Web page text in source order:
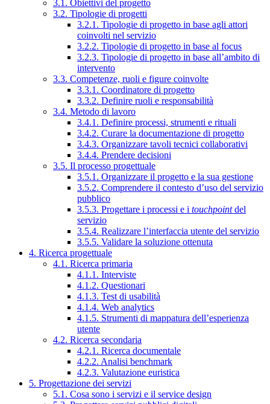
3.1. Obiettivi del progetto
3.2. Tipologie di progetti
3.2.1. Tipologie di progetto in base agli attori
coinvolti nel servizio
3.2.2. Tipologie di progetto in base al focus
3.2.3. Tipologie di progetto in base all’ambito di
intervento
3.3. Competenze, ruoli e figure coinvolte
3.3.1. Coordinatore di progetto
3.3.2. Definire ruoli e responsabilità
3.4. Metodo di lavoro
3.4.1. Definire processi, strumenti e rituali
3.4.2. Curare la documentazione di progetto
3.4.3. Organizzare tavoli tecnici collaborativi
3.4.4. Prendere decisioni
3.5. Il processo progettuale
3.5.1. Organizzare il progetto e la sua gestione
3.5.2. Comprendere il contesto d’uso del servizio
pubblico
3.5.3. Progettare i processi e i touchpointdel
servizio
3.5.4. Realizzare l’interfaccia utente del servizio
3.5.5. Validare la soluzione ottenuta
4. Ricerca progettuale
4.1. Ricerca primaria
4.1.1. Interviste
4.1.2. Questionari
4.1.3. Test di usabilità
4.1.4. Web analytics
4.1.5. Strumenti di mappatura dell’esperienza
utente
4.2. Ricerca secondaria
4.2.1. Ricerca documentale
4.2.2. Analisi benchmark
4.2.3. Valutazione euristica
5. Progettazione dei servizi
5.1. Cosa sono i servizi e il service design